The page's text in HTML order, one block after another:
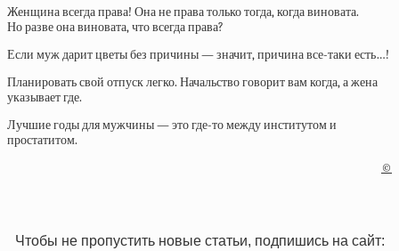
Женщина всегда права! Она не права только тогда, когда виновата.
Но разве она виновата, что всегда права?
Если муж дарит цветы без причины — значит, причина все-таки есть…!
Планировать свой отпуск легко. Начальство говорит вам когда, а жена
указывает где.
Лучшие годы для мужчины — это где-то между институтом и
простатитом.
©
Чтобы не пропустить новые статьи, подпишись на сайт: